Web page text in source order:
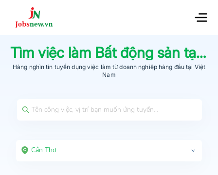
Tìm việc làm Bất động sản tại
Hàng nghìn tin tuyển dụng việc làm từdoanh nghiệp hàng đầu tại Việt
Nam
Cần Thơ